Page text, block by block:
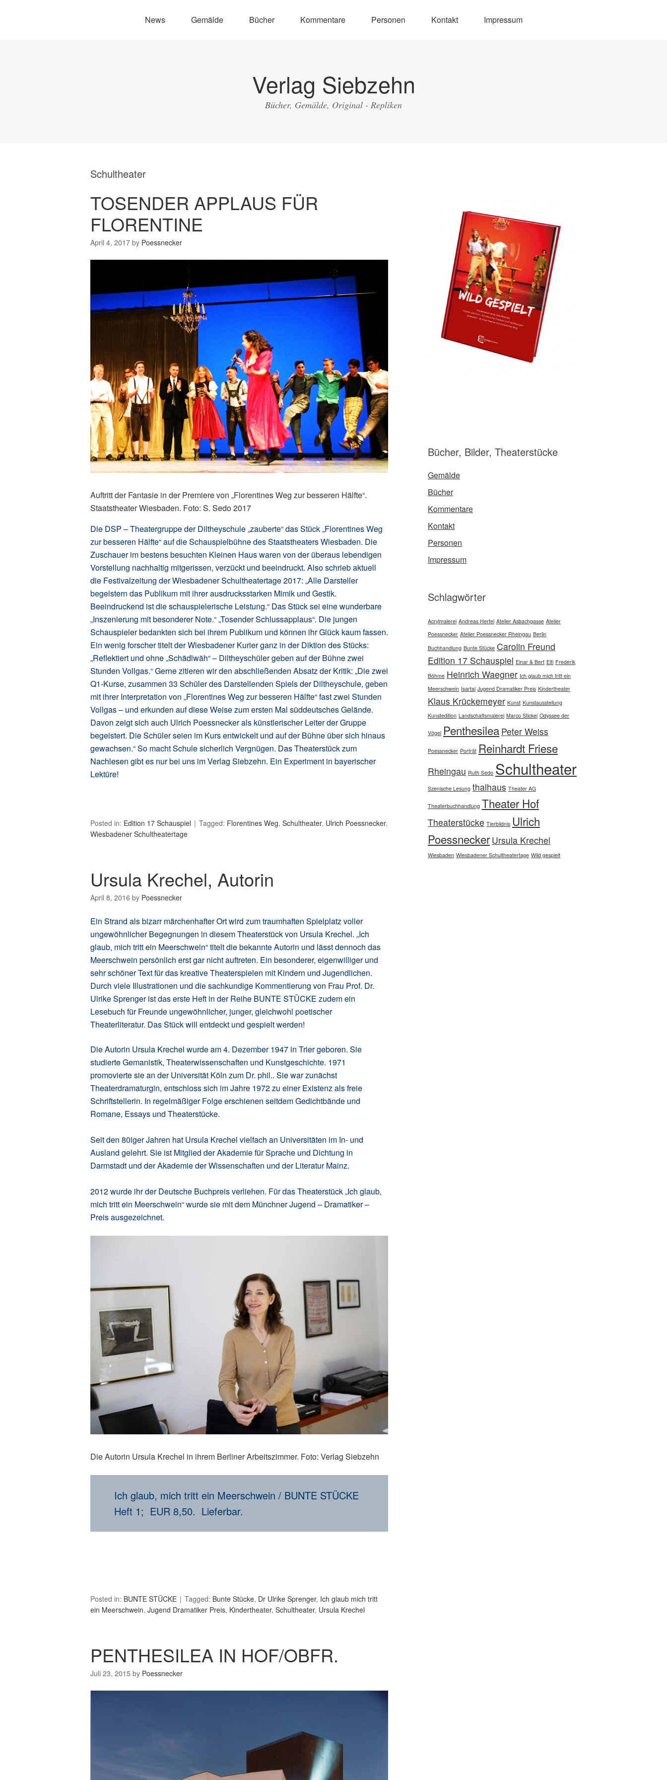
News Gemälde Bücher Kommentare Personen Kontakt Impressum
Verlag Siebzehn
Bücher, Gemälde, Original - Repliken
Schultheater
TOSENDER APPLAUS FÜR
FLORENTINE
April 4, 2017 by Poessnecker
Auftritt der Fantasie in der Premiere von „Florentines Weg zur besseren Hälfte“.
Staatstheater Wiesbaden. Foto: S. Sedo 2017
Die DSP – Theatergruppe der Diltheyschule „zauberte“ das Stück „Florentines Weg
zur besseren Hälfte“ auf die Schauspielbühne des Staatstheaters Wiesbaden. Die
Zuschauer im bestens besuchten Kleinen Haus waren von der überaus lebendigen
Vorstellung nachhaltig mitgerissen, verzückt und beeindruckt. Also schrieb aktuell
die Festivalzeitung der Wiesbadener Schultheatertage 2017: „Alle Darsteller
begeistern das Publikum mit ihrer ausdrucksstarken Mimik und Gestik.
Beeindruckend ist die schauspielerische Leistung.“ Das Stück sei eine wunderbare
„Inszenierung mit besonderer Note.“ „Tosender Schlussapplaus“. Die jungen
Schauspieler bedankten sich bei ihrem Publikum und können ihr Glück kaum fassen.
Ein wenig forscher titelt der Wiesbadener Kurier ganz in der Diktion des Stücks:
„Reflektiert und ohne „Schädlwäh“ – Diltheyschüler geben auf der Bühne zwei
Stunden Vollgas.“ Gerne zitieren wir den abschließenden Absatz der Kritik: „Die zwei
Q1-Kurse, zusammen 33 Schüler des Darstellenden Spiels der Diltheyschule, geben
mit ihrer Interpretation von „Florentines Weg zur besseren Hälfte“ fast zwei Stunden
Vollgas – und erkunden auf diese Weise zum ersten Mal süddeutsches Gelände.
Davon zeigt sich auch Ulrich Poessnecker als künstlerischer Leiter der Gruppe
begeistert. Die Schüler seien im Kurs entwickelt und auf der Bühne über sich hinaus
gewachsen.“ So macht Schule sicherlich Vergnügen. Das Theaterstück zum
Nachlesen gibt es nur bei uns im Verlag Siebzehn. Ein Experiment in bayerischer
Lektüre!
Posted in: Edition 17 Schauspiel Tagged: Florentines Weg, Schultheater, Ulrich Poessnecker,
Wiesbadener Schultheatertage
Ursula Krechel, Autorin
April 8, 2016 by Poessnecker
Ein Strand als bizarr märchenhafter Ort wird zum traumhaften Spielplatz voller
ungewöhnlicher Begegnungen in diesem Theaterstück von Ursula Krechel. „Ich
glaub, mich tritt ein Meerschwein“ titelt die bekannte Autorin und lässt dennoch das
Meerschwein persönlich erst gar nicht auftreten. Ein besonderer, eigenwilliger und
sehr schöner Text für das kreative Theaterspielen mit Kindern und Jugendlichen.
Durch viele Illustrationen und die sachkundige Kommentierung von Frau Prof. Dr.
Ulrike Sprenger ist das erste Heft in der Reihe BUNTE STÜCKE zudem ein
Lesebuch für Freunde ungewöhnlicher, junger, gleichwohl poetischer
Theaterliteratur. Das Stück will entdeckt und gespielt werden!
Die Autorin Ursula Krechel wurde am 4. Dezember 1947 in Trier geboren. Sie
studierte Gemanistik, Theaterwissenschaften und Kunstgeschichte. 1971
promovierte sie an der Universität Köln zum Dr. phil.. Sie war zunächst
Theaterdramaturgin, entschloss sich im Jahre 1972 zu einer Existenz als freie
Schriftstellerin. In regelmäßiger Folge erschienen seitdem Gedichtbände und
Romane, Essays und Theaterstücke.
Seit den 80iger Jahren hat Ursula Krechel vielfach an Universitäten im In- und
Ausland gelehrt. Sie ist Mitglied der Akademie für Sprache und Dichtung in
Darmstadt und der Akademie der Wissenschaften und der Literatur Mainz.
2012 wurde ihr der Deutsche Buchpreis verliehen. Für das Theaterstück „Ich glaub,
mich tritt ein Meerschwein“ wurde sie mit dem Münchner Jugend – Dramatiker –
Preis ausgezeichnet.
Die Autorin Ursula Krechel in ihrem Berliner Arbeitszimmer. Foto: Verlag Siebzehn
Ich glaub, mich tritt ein Meerschwein / BUNTE STÜCKE
Heft 1; EUR 8,50. Lieferbar.
Posted in: BUNTE STÜCKE Tagged: Bunte Stücke, Dr Ulrike Sprenger, Ich glaub mich tritt
ein Meerschwein, Jugend Dramatiker Preis, Kindertheater, Schultheater, Ursula Krechel
PENTHESILEA IN HOF/OBFR.
Juli 23, 2015 by Poessnecker
Bücher, Bilder, Theaterstücke
Gemälde
Bücher
Kommentare
Kontakt
Personen
Impressum
Schlagwörter
Acrylmalerei Andreas Hertel Atelier Asbachgasse Atelier
Poessnecker Atelier Poessnecker Rheingau Berlin
Buchhandlung Bunte Stücke Carolin Freund
Edition 17 Schauspiel Einar & Bert Elfi Frederik
Böhme Heinrich Waegner Ich glaub mich tritt ein
Meerschwein Isartal Jugend Dramatiker Preis Kindertheater
Klaus Krückemeyer Kunst Kunstausstellung
Kunstedition Landschaftsmalerei Marco Stickel Odyssee der
Vögel Penthesilea Peter Weiss
Poessnecker Porträt Reinhardt Friese
Rheingau Ruth Sedo Schultheater
Szenische Lesung thalhaus Theater AG
Theaterbuchhandlung Theater Hof
Theaterstücke Tierbildnis Ulrich
Poessnecker Ursula Krechel
Wiesbaden Wiesbadener Schultheatertage Wild gespielt